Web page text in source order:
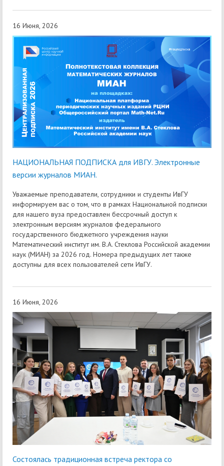
16 Июня, 2026
НАЦИОНАЛЬНАЯ ПОДПИСКА для ИВГУ. Электронные
версии журналов МИАН.
Уважаемые преподаватели, сотрудники и студенты ИвГУ
информируем вас о том, что в рамках Национальной подписки
для нашего вуза предоставлен бессрочный доступ к
электронным версиям журналов федерального
государственного бюджетного учреждения науки
Математический институт им. В.А. Стеклова Российской академии
наук (МИАН) за 2026 год. Номера предыдущих лет также
доступны для всех пользователей сети ИвГУ.
16 Июня, 2026
Состоялась традиционная встреча ректора со